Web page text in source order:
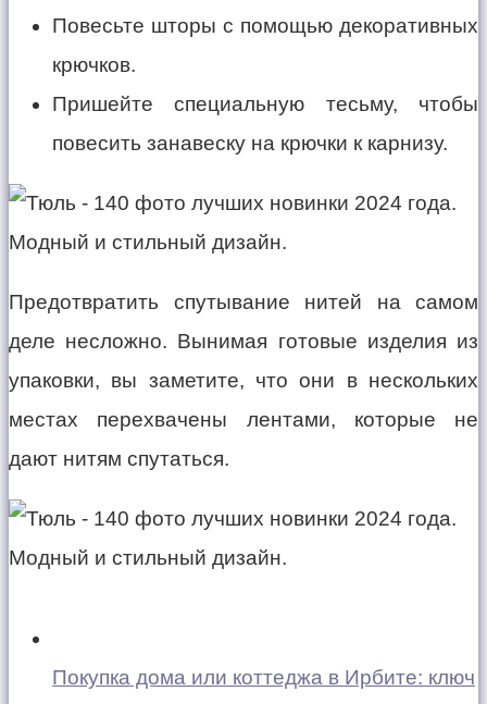
Повесьте шторы с помощью декоративных
крючков.
Пришейте специальную тесьму, чтобы
повесить занавеску на крючки к карнизу.
Предотвратить спутывание нитей на самом
деле несложно. Вынимая готовые изделия из
упаковки, вы заметите, что они в нескольких
местах перехвачены лентами, которые не
дают нитям спутаться.
Покупка дома или коттеджа в Ирбите: ключ